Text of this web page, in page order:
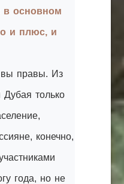
в основном
и плюс, и
правы. Из
только
конечно,
года, но не